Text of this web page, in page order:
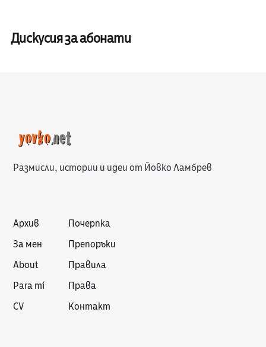
Дискусия за абонати
Размисли, истории и идеи от Йовко Ламбрев
Архив
За мен
About
Para mí
CV
Почерпка
Препоръки
Правила
Права
Контакт